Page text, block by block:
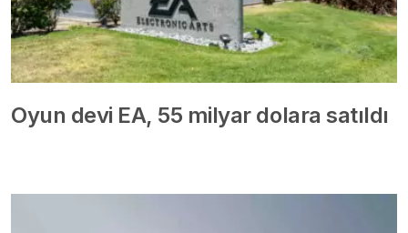
Oyun devi EA, 55 milyar dolara satıldı